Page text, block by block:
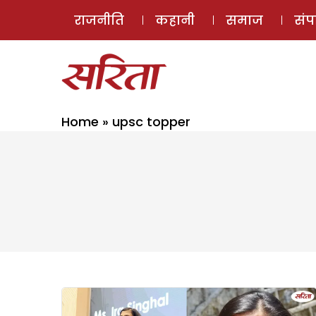
राजनीति कहानी समाज
Home » upsc topper